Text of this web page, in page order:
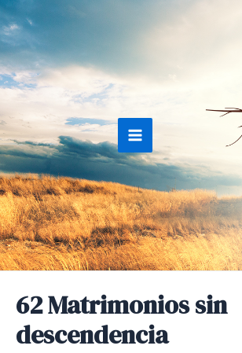
Ir
al
contenido
Main
Menu
62 Matrimonios sin
descendencia